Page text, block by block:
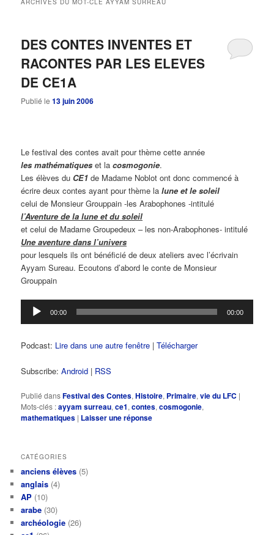
ARCHIVES DU MOT-CLÉAYYAM SURREAU
DES CONTES INVENTES ET
RACONTES PAR LES ELEVES
DE CE1A
Publié le13 juin 2006
Le festival des contes avait pour thème cette année
les mathématiques et lacosmogonie.
Les élèves du CE1 de Madame Noblot ont donc commencé à
écrire deux contes ayant pour thème lalune et le soleil
celui de Monsieur Grouppain -les Arabophones -intitulé
l’Aventure de la lune et du soleil
et celui de Madame Groupedeux – les non-Arabophones- intitulé
Une aventure dans l’univers
pour lesquels ils ont bénéficié de deux ateliers avec l’écrivain
Ayyam Sureau. Ecoutons d’abord le conte de Monsieur
Grouppain
Lecteur
audio
00:00 00:00
Podcast: Lire dans une autre fenêtre |Télécharger
Subscribe:Android | RSS
Publié dansFestival des Contes,Histoire, Primaire,vie du LFC |
Mots-clés :ayyam surreau,ce1,contes,cosmogonie,
mathematiques | Laisser une réponse
CATÉGORIES
anciens élèves (5)
anglais (4)
AP (10)
arabe (30)
archéologie (26)